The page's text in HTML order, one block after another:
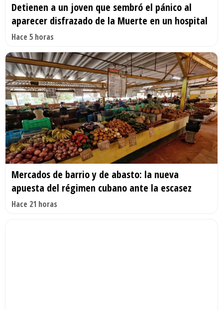
Detienen a un joven que sembró el pánico al
aparecer disfrazado de la Muerte en un hospital
Hace 5 horas
Mercados de barrio y de abasto: la nueva
apuesta del régimen cubano ante la escasez
Hace 21 horas